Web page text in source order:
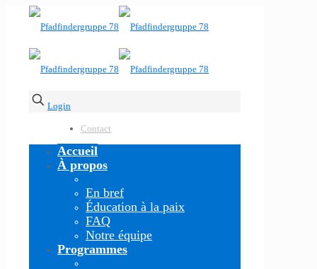
Login
Contact
Accueil
À propos
En bref
Éducation à la paix
FAQ
Notre équipe
Programmes